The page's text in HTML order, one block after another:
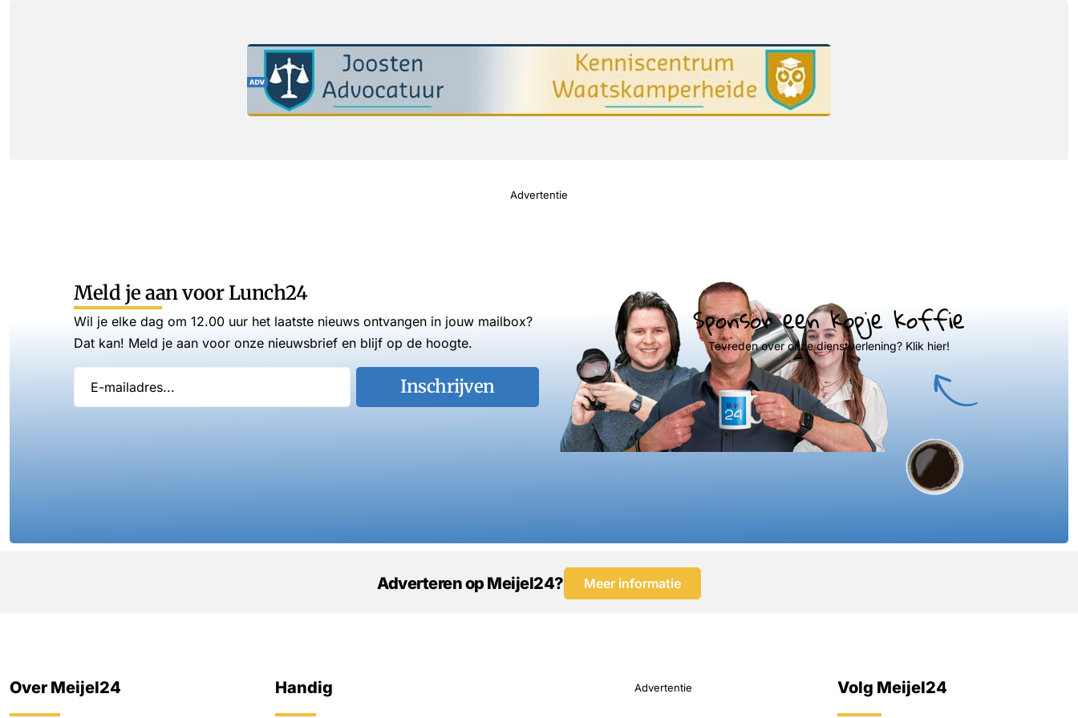
Advertentie
Meld je aan voor Lunch24
Wil je elke dag om 12.00 uur het laatste nieuws ontvangen in jouw mailbox?
Dat kan! Meld je aan voor onze nieuwsbrief en blijf op de hoogte.
Inschrijven
Sponsor een kopje koffie
Tevreden over onze dienstverlening? Klik hier!
Adverteren op Meijel24? Meer informatie
Over Meijel24 Handig Advertentie Volg Meijel24